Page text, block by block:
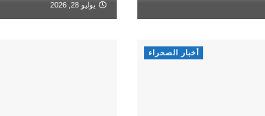
يوليو 28, 2026
أخبار الصحراء